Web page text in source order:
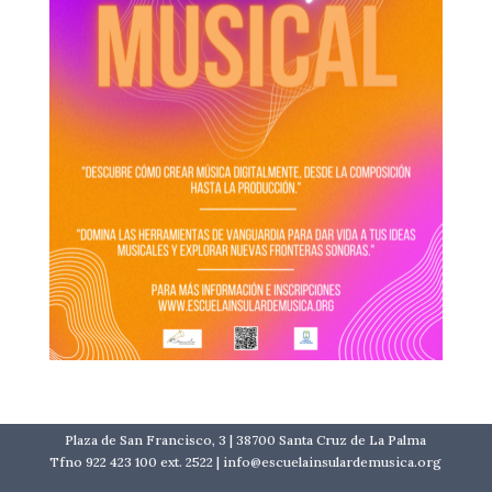
Plaza de San Francisco, 3 | 38700 Santa Cruz de La Palma
Tfno 922 423 100 ext. 2522 | info@escuelainsulardemusica.org